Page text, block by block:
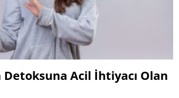
Detoksuna Acil İhtiyacı Olan